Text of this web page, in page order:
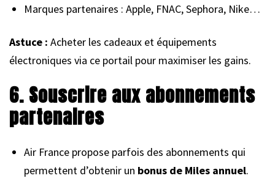
Marques partenaires : Apple, FNAC, Sephora, Nike…
Astuce : Acheter les cadeaux et équipements
électroniques via ce portail pour maximiser les gains.
6. Souscrire aux abonnements
partenaires
Air France propose parfois des abonnements qui
permettent d’obtenir un bonus de Miles annuel.